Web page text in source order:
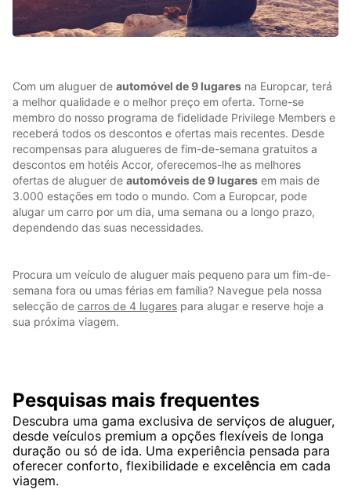
Com um aluguer de automóvel de 9 lugares na Europcar, terá
a melhor qualidade e o melhor preço em oferta. Torne-se
membro do nosso programa de fidelidade Privilege Members e
receberá todos os descontos e ofertas mais recentes. Desde
recompensas para alugueres de fim-de-semana gratuitos a
descontos em hotéis Accor, oferecemos-lhe as melhores
ofertas de aluguer de automóveis de 9 lugares em mais de
3.000 estações em todo o mundo. Com a Europcar, pode
alugar um carro por um dia, uma semana ou a longo prazo,
dependendo das suas necessidades.
Procura um veículo de aluguer mais pequeno para um fim-de-
semana fora ou umas férias em família? Navegue pela nossa
selecção de carros de 4 lugares para alugar e reserve hoje a
sua próxima viagem.
Pesquisas mais frequentes
Descubra uma gama exclusiva de serviços de aluguer,
desde veículos premium a opções flexíveis de longa
duração ou só de ida. Uma experiência pensada para
oferecer conforto, flexibilidade e excelência em cada
viagem.